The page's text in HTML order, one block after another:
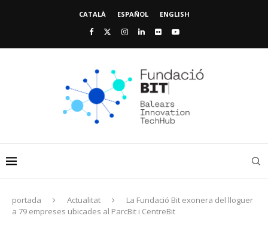
CATALÀ ESPAÑOL ENGLISH
portada Actualitat
La Fundació Bit exonera del lloguer
a 79 empreses ubicades al ParcBit i CentreBit